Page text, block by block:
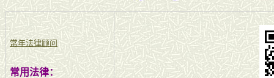
常年法律顾问
常用法律：